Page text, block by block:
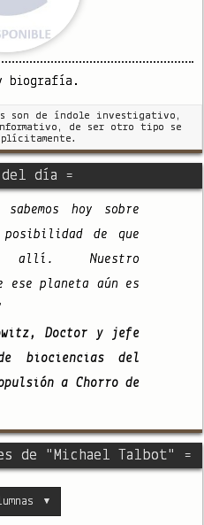
biografía.
son de índole investigativo,
de ser otro tipo se
del día =
hoy sobre
de que
Nuestro
ese planeta aún es
Doctor y jefe
biociencias del
a Chorro de
de "Michael Talbot" =
▼